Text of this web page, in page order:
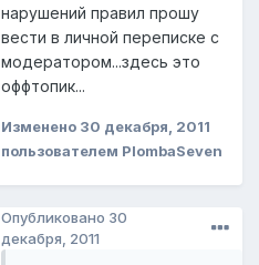
нарушений правил прошу
вести в личной переписке с
модератором...здесь это
оффтопик...
Изменено 30 декабря, 2011
пользователем PlombaSeven
Опубликовано 30
декабря, 2011